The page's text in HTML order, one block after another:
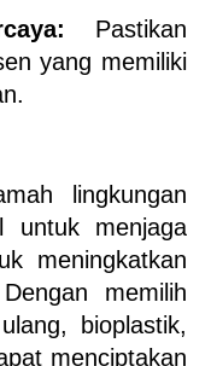
Pastikan
yang memiliki
lingkungan
untuk menjaga
meningkatkan
memilih
bioplastik,
menciptakan